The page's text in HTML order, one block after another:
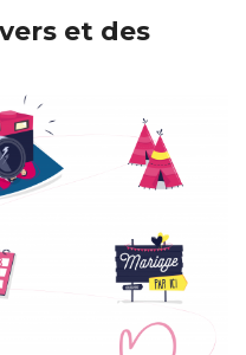
et des